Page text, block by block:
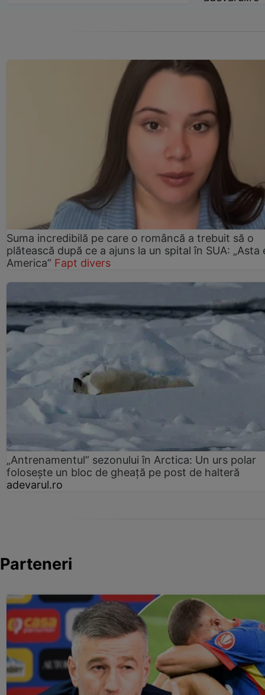
Suma incredibilă pe care o româncă a trebuit să o
plătească după ce a ajuns la un spital în SUA: „Asta
America” Fapt divers
„Antrenamentul” sezonului în Arctica: Un urs polar
folosește un bloc de gheață pe post de halteră
adevarul.ro
Parteneri